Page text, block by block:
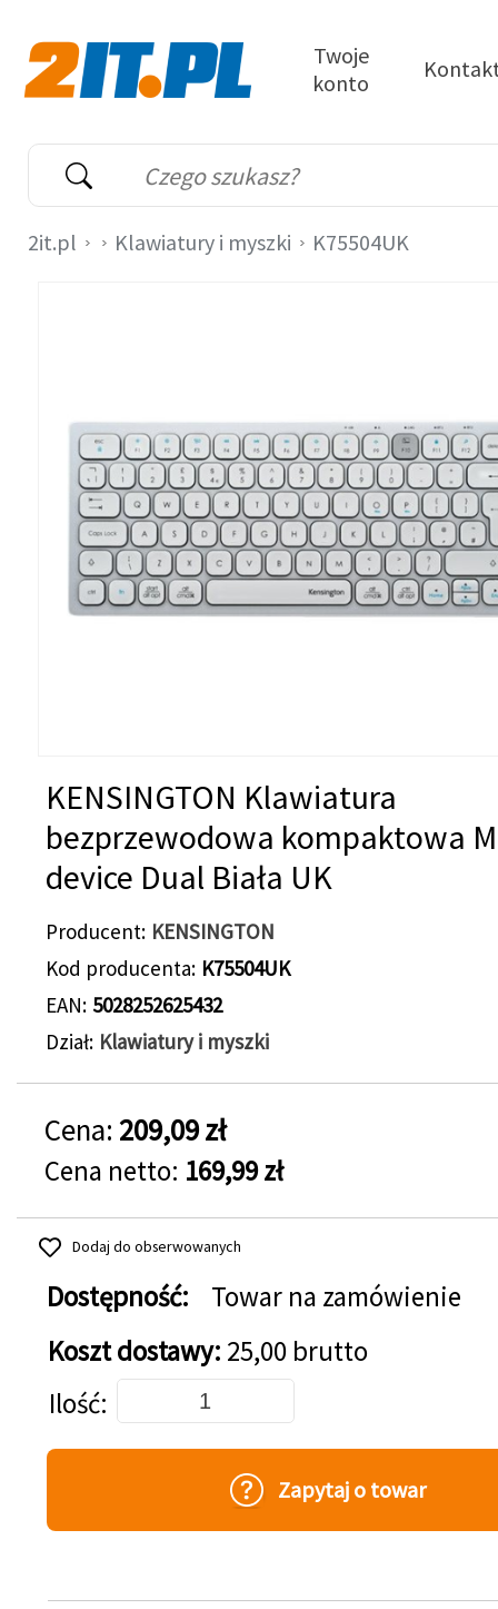
Wyszukiwarka
Słowo kluczowe
Twoje
konto
2it.pl Klawiatury i myszki K75504UK
KENSINGTON Klawiatura
bezprzewodowa kompaktowa
device Dual Biała UK
Producent KENSINGTON
Kod producenta K75504UK
EAN 5028252625432
Dział Klawiatury i myszki
Cena: 209,09 zł
Cena netto: 169,99 zł
Dodaj do obserwowanych
Dostępność:
Towar na zamówienie
Koszt dostawy: 25,00 brutto
Dodaj do koszyka
Ilość
Zapytaj o towar